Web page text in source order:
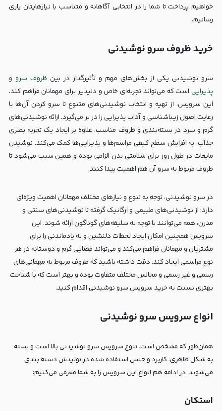
خواهیم پرداخت تا شما را در انتخابی آگاهانه و متناسب با نیازهایتان یاری
رسانیم.
خرید ظروف سرو نوشیدنی
سرو نوشیدنی یکی از بخش‌های مهم و تأثیرگذار در بین ظروف سرو و
پذیراییاست که می‌تواند تجربه‌ای خاص و دلپذیر برای مهمانان فراهم کند.
این سرویس، از تهیه و انتخاب نوشیدنی‌های متنوع تا سرو کردن آن‌ها با
رعایت اصول زیباشناسی و آداب پذیرایی را در بر می‌گیرد. ارائه نوشیدنی‌های
گرم و سرد در بسته‌بندی و ظروف مناسب، علاوه بر ایجاد یک تجربه بصری
جذاب، به افزایش سطح کیفی مراسم‌ها و پذیرایی‌ها کمک می‌کند. نوشیدن
مایعات در طول روز برای سلامتی بدن الزامی بوده و همین سبب می‌شود تا
ظروف مربوط به سرو آن هم اهمیت پیدا کنند.
در سرو نوشیدنی، توجه به تنوع و نیازهای مختلف مهمانان اهمیت ویژه‌ای
دارد؛ از نوشیدنی‌های طبیعی و ارگانیک گرفته تا نوشیدنی‌های سنتی و
مدرن، همه می‌توانند با توجه به سلیقه‌های گوناگون ارائه شوند. این
سرویس همچنین امکان ایجاد لحظات دلنشین و به یادماندنی را برای
مشتریان و مهمانان فراهم می‌کند و می‌تواند فضایی گرم و دوستانه در هر
نوع مراسمی ایجاد کند. دقت داشته باشید که ظروف مربوط به مهمانی‌های
رسمی و غیر رسمی و مجالس مختلف متفاوت بوده و بهتر است که با شناخت
بهتری نسبت به خرید سرویس سرو نوشیدنی اقدام کنید.
انواع سرویس سرو نوشیدنی
همان‌طور که مشخص است، تنوع سرویس سرو نوشیدنی بالا است و بسته
به شکل ظاهری، کاربرد و جنس استفاده شده در تولیدش دسته بندی
می‌شوند. در ادامه هم انواع این سرویس را به شما معرفی می‌کنیم:
استکان